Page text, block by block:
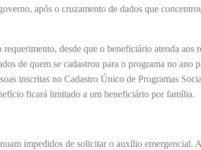
após o cruzamento de dados que
desde que o beneficiário atenda aos
de quem se cadastrou para o programa no ano
inscritas no Cadastro Único de Programas
ficará limitado a um beneficiário por família.
impedidos de solicitar o auxílio emergencial.